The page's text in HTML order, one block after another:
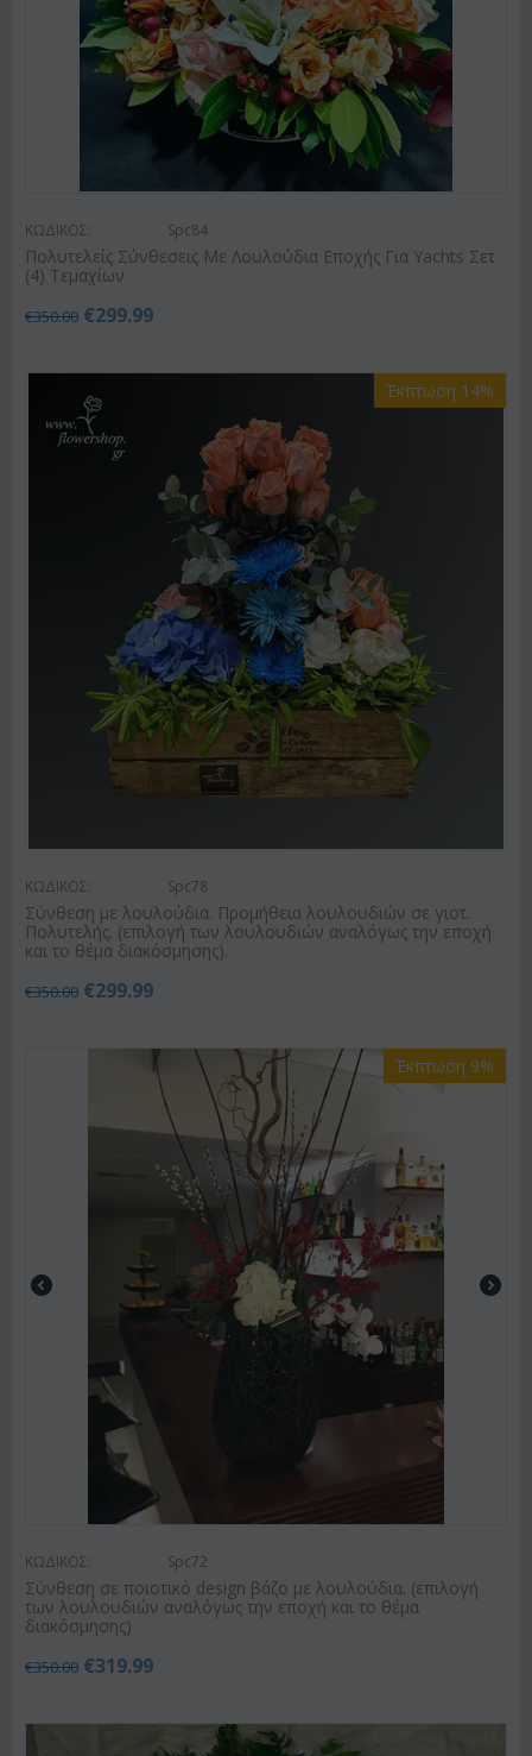
ΚΩΔΙΚΟΣ: Spc84
Πολυτελείς Σύνθεσεις Με Λουλούδια Εποχής Για Yachts Σετ
(4) Τεμαχίων
€350.00 €299.99
Έκπτωση 14%
ΚΩΔΙΚΟΣ: Spc78
Σύνθεση με λουλούδια. Προμήθεια λουλουδιών σε γιοτ.
Πολυτελής. (επιλογή των λουλουδιών αναλόγως την εποχή
και το θέμα διακόσμησης).
€350.00 €299.99
Έκπτωση 9%
ΚΩΔΙΚΟΣ: Spc72
Σύνθεση σε ποιοτικό design βάζο με λουλούδια. (επιλογή
των λουλουδιών αναλόγως την εποχή και το θέμα
διακόσμησης)
€350.00 €319.99